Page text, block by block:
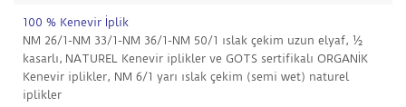
100 % Kenevir İplik
NM 26/1-NM 33/1-NM 36/1-NM 50/1 ıslak çekim uzun elyaf, ½
kasarlı, NATUREL Kenevir iplikler ve GOTS sertifikalı ORGANİK
Kenevir iplikler, NM 6/1 yarı ıslak çekim (semi wet) naturel
iplikler